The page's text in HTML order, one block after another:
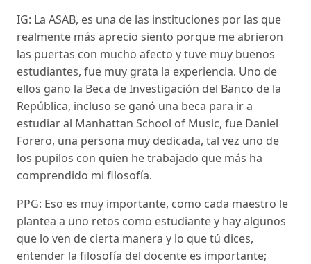
IG: La ASAB, es una de las instituciones por las que
realmente más aprecio siento porque me abrieron
las puertas con mucho afecto y tuve muy buenos
estudiantes, fue muy grata la experiencia. Uno de
ellos gano la Beca de Investigación del Banco de la
República, incluso se ganó una beca para ir a
estudiar al Manhattan School of Music, fue Daniel
Forero, una persona muy dedicada, tal vez uno de
los pupilos con quien he trabajado que más ha
comprendido mi filosofía.
PPG: Eso es muy importante, como cada maestro le
plantea a uno retos como estudiante y hay algunos
que lo ven de cierta manera y lo que tú dices,
entender la filosofía del docente es importante;